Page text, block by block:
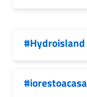
#Hydroisland
#iorestoacasa